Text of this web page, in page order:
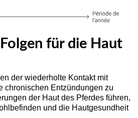
für die Haut
der wiederholte Kontakt mit
chronischen Entzündungen zu
der Haut des Pferdes führen,
und die Hautgesundheit